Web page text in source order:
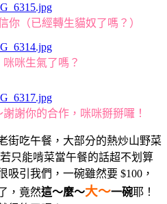
你（已經轉生貓奴了嗎？）
咪咪生氣了嗎？
謝你的合作，咪咪掰掰囉！
街吃午餐，大部分的熱炒山野菜
只能啃菜當午餐的話超不划算
吸引我們，一碗雖然要 $100，
，竟然這～麼～大～一碗耶！